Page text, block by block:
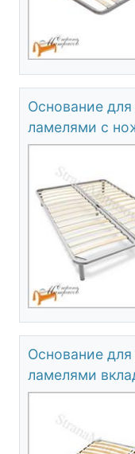
Основание
ламелями с
Основание
ламелями